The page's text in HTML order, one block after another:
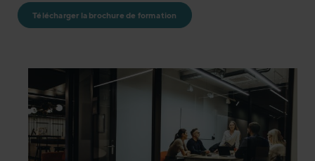
Télécharger la brochure de formation